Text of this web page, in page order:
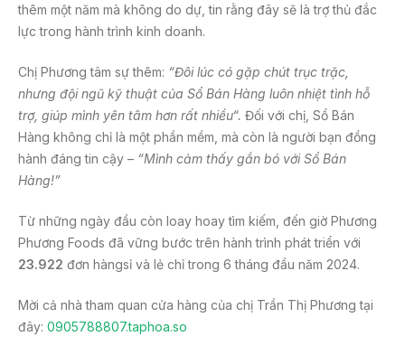
thêm một năm mà không do dự, tin rằng đây sẽ là trợ thủ đắc
lực trong hành trình kinh doanh.
Chị Phương tâm sự thêm: “Đôi lúc có gặp chút trục trặc,
nhưng đội ngũ kỹ thuật của Sổ Bán Hàng luôn nhiệt tình hỗ
trợ, giúp mình yên tâm hơn rất nhiều“. Đối với chị, Sổ Bán
Hàng không chỉ là một phần mềm, mà còn là người bạn đồng
hành đáng tin cậy – “Mình cảm thấy gắn bó với Sổ Bán
Hàng!”
Từ những ngày đầu còn loay hoay tìm kiếm, đến giờ Phương
Phương Foods đã vững bước trên hành trình phát triển với
23.922 đơn hàngsỉ và lẻ chỉ trong 6 tháng đầu năm 2024.
Mời cả nhà tham quan cửa hàng của chị Trần Thị Phương tại
đây: 0905788807.taphoa.so